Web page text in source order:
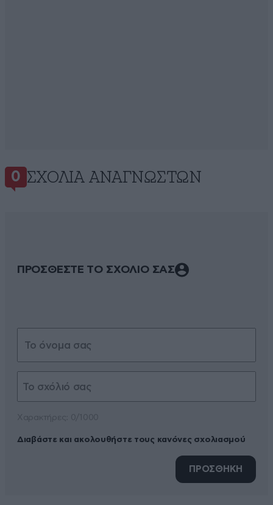
0 ΣΧΌΛΙΑ ΑΝΑΓΝΩΣΤΏΝ
ΠΡΟΣΘΕΣΤΕ ΤΟ ΣΧΟΛΙΟ ΣΑΣ
Διαβάστε και ακολουθήστε τους κανόνες σχολιασμού
ΠΡΟΣΘΗΚΗ